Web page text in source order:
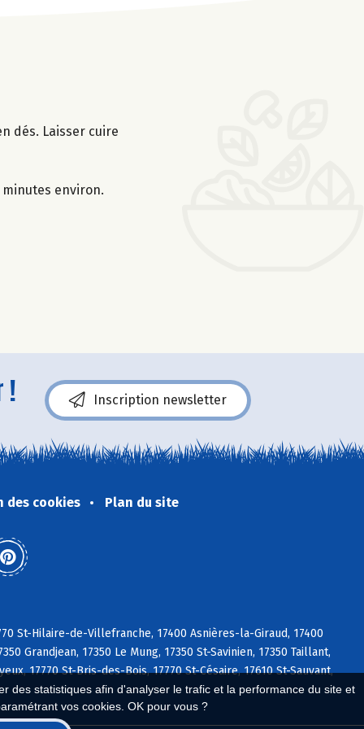
des statistiques afin d'analyser le trafic et la performance du site et
vos cookies. OK pour vous ?
dés. Laisser cuire
environ.
! Inscription newsletter
des cookies Plan du site
St-Hilaire-de-Villefranche, 17400 Asnières-la-Giraud, 17400
Grandjean, 17350 Le Mung, 17350 St-Savinien, 17350 Taillant,
17770 St-Bris-des-Bois, 17770 St-Césaire, 17610 St-Sauvant,